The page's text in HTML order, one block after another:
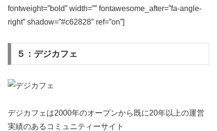
fontweight=”bold” width=”” fontawesome_after=”fa-angle-
right” shadow=”#c62828″ ref=”on”]
５：デジカフェ
デジカフェは2000年のオープンから既に20年以上の運営
実績のあるコミュニティーサイト